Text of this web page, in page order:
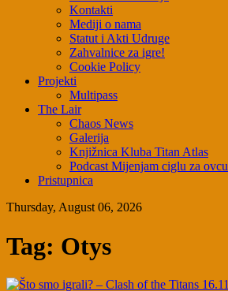
Kontakti
Mediji o nama
Statut i Akti Udruge
Zahvalnice za igre!
Cookie Policy
Projekti
Multipass
The Lair
Chaos News
Galerija
Knjižnica Kluba Titan Atlas
Podcast Mijenjam ciglu za ovcu
Pristupnica
Thursday, August 06, 2026
Tag: Otys